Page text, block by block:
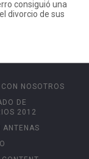
consiguió una
divorcio de sus
NOSOTROS
DE
2012
ANTENAS